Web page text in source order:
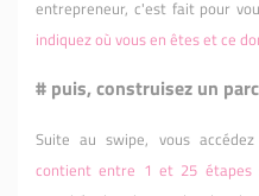
entrepreneur, c'est fait pour
indiquez où vous en êtes et ce
# puis, construisez un
Suite au swipe, vous
contient entre 1 et 25 étapes